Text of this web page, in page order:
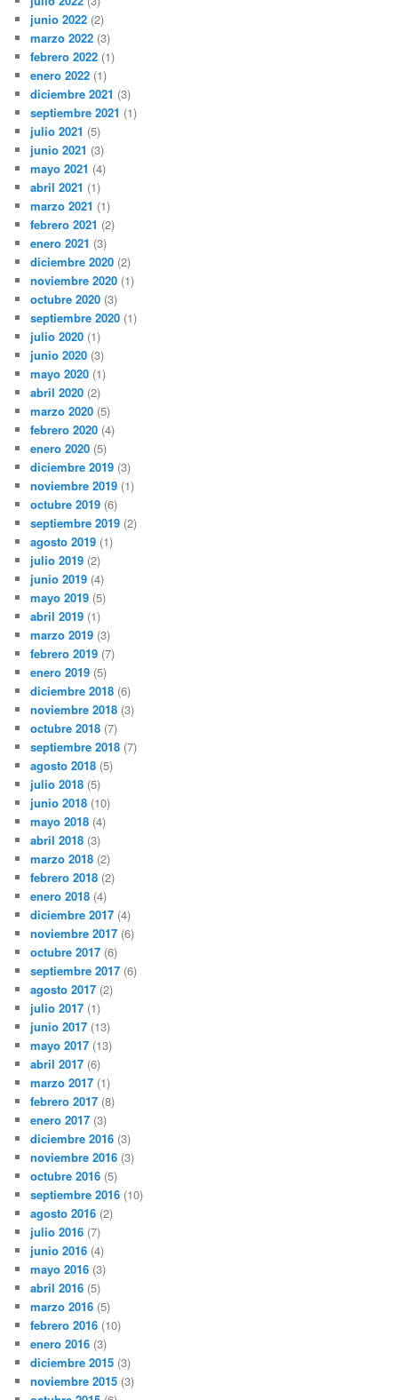
junio 2022 (2)
marzo 2022 (3)
febrero 2022 (1)
enero 2022 (1)
diciembre 2021 (3)
septiembre 2021 (1)
julio 2021 (5)
junio 2021 (3)
mayo 2021 (4)
abril 2021 (1)
marzo 2021 (1)
febrero 2021 (2)
enero 2021 (3)
diciembre 2020 (2)
noviembre 2020 (1)
octubre 2020 (3)
septiembre 2020 (1)
julio 2020 (1)
junio 2020 (3)
mayo 2020 (1)
abril 2020 (2)
marzo 2020 (5)
febrero 2020 (4)
enero 2020 (5)
diciembre 2019 (3)
noviembre 2019 (1)
octubre 2019 (6)
septiembre 2019 (2)
agosto 2019 (1)
julio 2019 (2)
junio 2019 (4)
mayo 2019 (5)
abril 2019 (1)
marzo 2019 (3)
febrero 2019 (7)
enero 2019 (5)
diciembre 2018 (6)
noviembre 2018 (3)
octubre 2018 (7)
septiembre 2018 (7)
agosto 2018 (5)
julio 2018 (5)
junio 2018 (10)
mayo 2018 (4)
abril 2018 (3)
marzo 2018 (2)
febrero 2018 (2)
enero 2018 (4)
diciembre 2017 (4)
noviembre 2017 (6)
octubre 2017 (6)
septiembre 2017 (6)
agosto 2017 (2)
julio 2017 (1)
junio 2017 (13)
mayo 2017 (13)
abril 2017 (6)
marzo 2017 (1)
febrero 2017 (8)
enero 2017 (3)
diciembre 2016 (3)
noviembre 2016 (3)
octubre 2016 (5)
septiembre 2016 (10)
agosto 2016 (2)
julio 2016 (7)
junio 2016 (4)
mayo 2016 (3)
abril 2016 (5)
marzo 2016 (5)
febrero 2016 (10)
enero 2016 (3)
diciembre 2015 (3)
noviembre 2015 (3)